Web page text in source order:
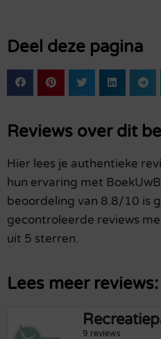
Deel deze pagina
Reviews over dit
Hier lees je authentieke
hun ervaring met
beoordeling van 8.8/10 is
gecontroleerde reviews
uit 5 sterren.
Lees meer reviews:
9 reviews